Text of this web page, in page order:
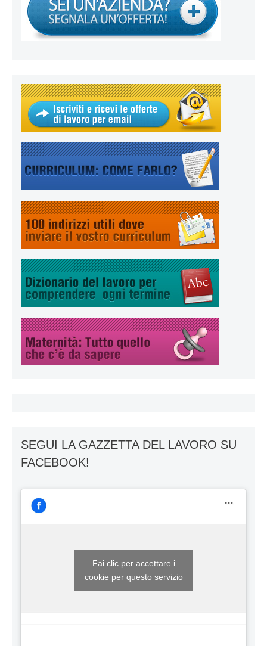
SEGUI LA GAZZETTA DEL LAVORO SU
FACEBOOK!
Fai clic per accettare i
cookie per questo servizio